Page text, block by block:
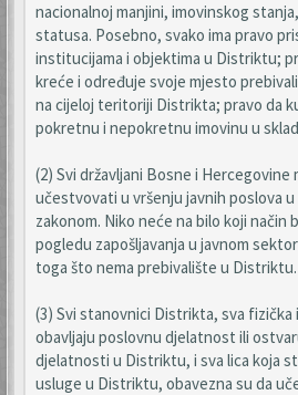
nacionalnoj manjini, imovinskog
statusa. Posebno, svako ima pravo
institucijama i objektima u Distriktu;
kreće i određuje svoje mjesto
na cijeloj teritoriji Distrikta; pravo da
pokretnu i nepokretnu imovinu u
(2) Svi državljani Bosne i Hercegovine
učestvovati u vršenju javnih poslova
zakonom. Niko neće na bilo koji način
pogledu zapošljavanja u javnom
toga što nema prebivalište u Distriktu.
(3) Svi stanovnici Distrikta, sva fizička
obavljaju poslovnu djelatnost ili
djelatnosti u Distriktu, i sva lica koja
usluge u Distriktu, obavezna su da